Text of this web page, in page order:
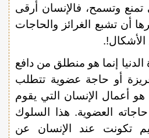
تمنع وتسمح، فالإنسان أرقى
أن تشبع الغرائز والحاجات
إنما هو منطلق من دافع
أو حاجة عضوية تتطلب
أعمال الإنسان التي يقوم
حاجاته العضوية. هذا السلوك
تكونت عند الإنسان عن